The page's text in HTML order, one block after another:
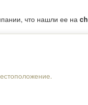
что нашли ее на